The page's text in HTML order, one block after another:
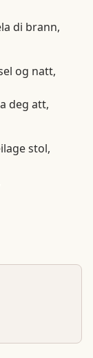
di brann,
og natt,
deg att,
stol,